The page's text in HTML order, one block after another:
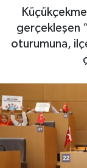
gerçekleşen
oturumuna,